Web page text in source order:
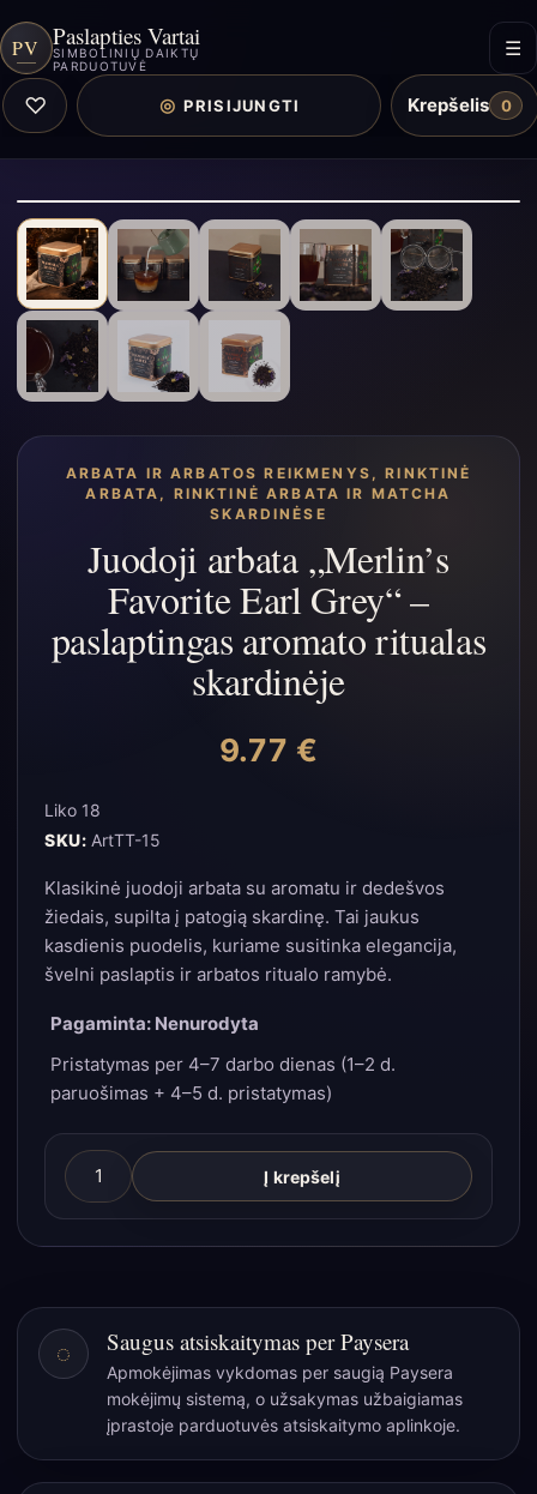
PV Paslapties Vartai
SIMBOLINIŲ DAIKTŲ
PARDUOTUVĖ
☰
♡ ◎ PRISIJUNGTI Krepšelis 0
ARBATA IR ARBATOS REIKMENYS ,RINKTINĖ
ARBATA , RINKTINĖ ARBATA IR MATCHA
SKARDINĖSE
Juodoji arbata „Merlin’s
Favorite Earl Grey“ –
paslaptingas aromato ritualas
skardinėje
9.77 €
Liko 18
SKU: ArtTT-15
Klasikinė juodoji arbata su aromatu ir dedešvos
žiedais, supilta į patogią skardinę. Tai jaukus
kasdienis puodelis, kuriame susitinka elegancija,
švelni paslaptis ir arbatos ritualo ramybė.
Pagaminta: Nenurodyta
Pristatymas per 4–7 darbo dienas (1–2 d.
paruošimas + 4–5 d. pristatymas)
produkto
kiekis:
Juodoji
Earl
Grey“
aromato
Į krepšelį
◌ Saugus atsiskaitymas per Paysera
Apmokėjimas vykdomas per saugią Paysera
mokėjimų sistemą, o užsakymas užbaigiamas
įprastoje parduotuvės atsiskaitymo aplinkoje.